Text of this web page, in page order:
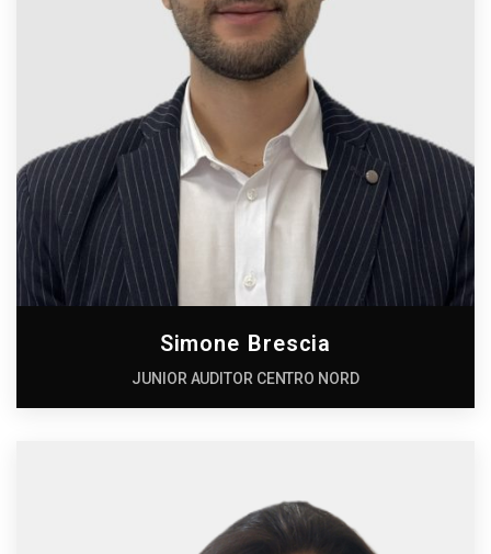
Simone Brescia
JUNIOR AUDITOR CENTRO NORD